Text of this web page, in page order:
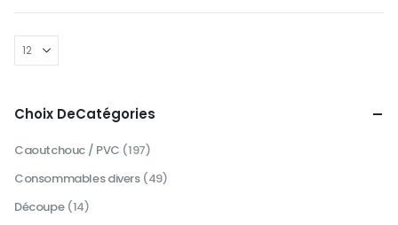
plusieurs
Les
options
choisies
la
du
produit
Choix DeCatégories
Caoutchouc / PVC (197)
Consommables divers (49)
Découpe (14)